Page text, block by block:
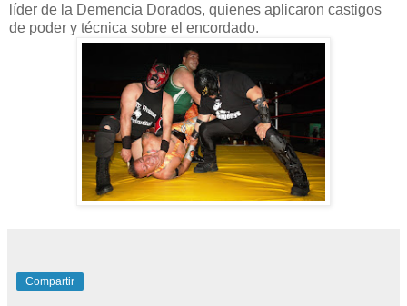
líder de la Demencia Dorados, quienes aplicaron castigos
de poder y técnica sobre el encordado.
Compartir